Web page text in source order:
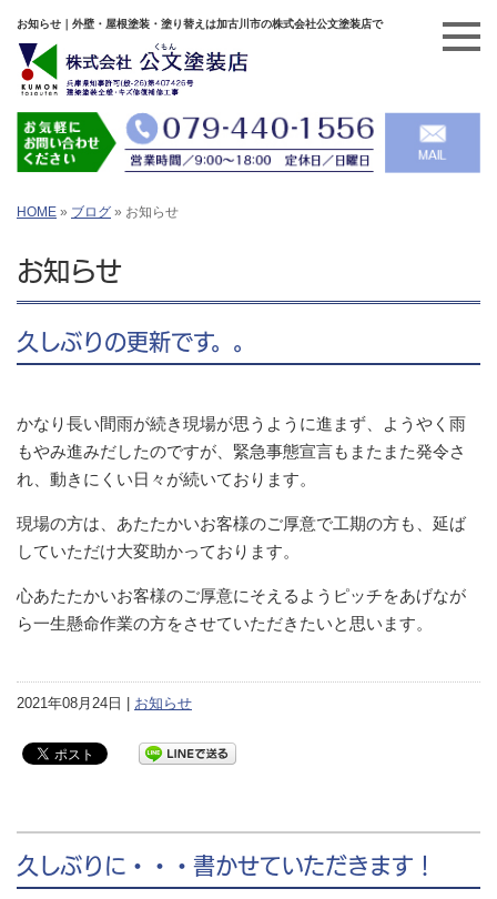
お知らせ｜外壁・屋根塗装・塗り替えは加古川市の株式会社公文塗装店で
HOME » ブログ » お知らせ
お知らせ
久しぶりの更新です。。
かなり長い間雨が続き現場が思うように進まず、ようやく雨
もやみ進みだしたのですが、緊急事態宣言もまたまた発令さ
れ、動きにくい日々が続いております。
現場の方は、あたたかいお客様のご厚意で工期の方も、延ば
していただけ大変助かっております。
心あたたかいお客様のご厚意にそえるようピッチをあげなが
ら一生懸命作業の方をさせていただきたいと思います。
2021年08月24日 | お知らせ
久しぶりに・・・書かせていただきます！